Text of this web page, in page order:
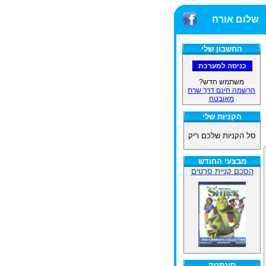
שלום אורח
החשבון שלי
משתמש חדש?
הרשמה חינם דרך שרת
מאובטח
הקניות שלי
סל הקניות שלכם ריק
מבצעי החודש
הסכם קניית סרטים